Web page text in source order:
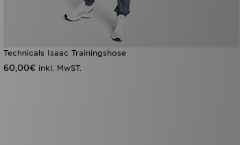
Technicals Isaac Trainingshose
60,00€ inkl. MwST.